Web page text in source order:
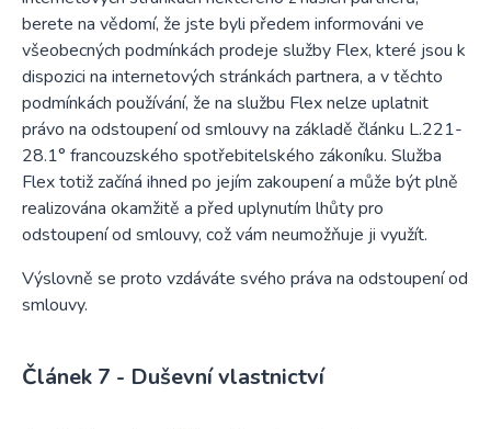
berete na vědomí, že jste byli předem informováni ve
všeobecných podmínkách prodeje služby Flex, které jsou k
dispozici na internetových stránkách partnera, a v těchto
podmínkách používání, že na službu Flex nelze uplatnit
právo na odstoupení od smlouvy na základě článku L.221-
28.1° francouzského spotřebitelského zákoníku. Služba
Flex totiž začíná ihned po jejím zakoupení a může být plně
realizována okamžitě a před uplynutím lhůty pro
odstoupení od smlouvy, což vám neumožňuje ji využít.
Výslovně se proto vzdáváte svého práva na odstoupení od
smlouvy.
Duševní vlastnictví